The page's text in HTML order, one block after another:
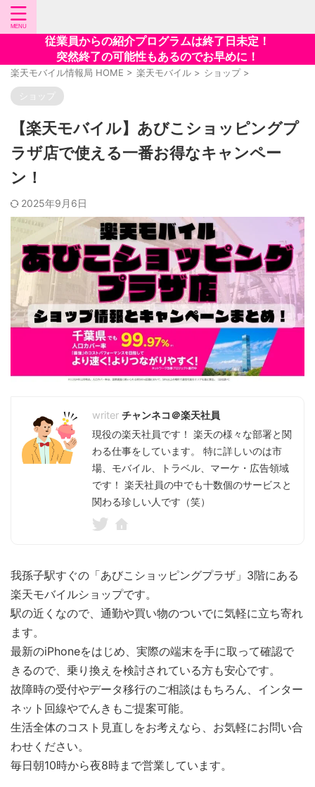
従業員からの紹介プログラムは終了日未定！
突然終了の可能性もあるのでお早めに！
楽天モバイル情報局 HOME > 楽天モバイル > ショップ >
ショップ
【楽天モバイル】あびこショッピングプ
ラザ店で使える一番お得なキャンペー
ン！
2025年9月6日
チャンネコ＠楽天社員
現役の楽天社員です！ 楽天の様々な部署と関
わる仕事をしています。 特に詳しいのは市
場、モバイル、トラベル、マーケ・広告領域
です！ 楽天社員の中でも十数個のサービスと
関わる珍しい人です（笑）
我孫子駅すぐの「あびこショッピングプラザ」3階にある
楽天モバイルショップです。
駅の近くなので、通勤や買い物のついでに気軽に立ち寄れ
ます。
最新のiPhoneをはじめ、実際の端末を手に取って確認で
きるので、乗り換えを検討されている方も安心です。
故障時の受付やデータ移行のご相談はもちろん、インター
ネット回線やでんきもご提案可能。
生活全体のコスト見直しをお考えなら、お気軽にお問い合
わせください。
毎日朝10時から夜8時まで営業しています。